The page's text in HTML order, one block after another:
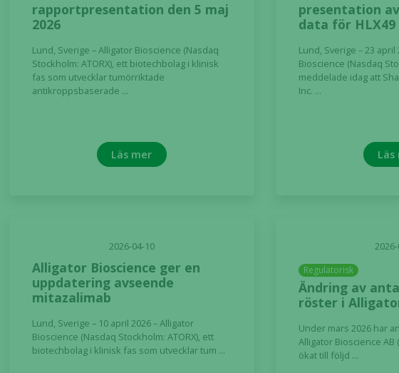
rapportpresentation den 5 maj
2026
Lund, Sverige – Alligator Bioscience (Nasdaq
Stockholm: ATORX), ett biotechbolag i klinisk
fas som utvecklar tumörriktade
antikroppsbaserade ...
Läs mer
presentation
data för HLX49
Lund, Sverige – 23 april
Bioscience (Nasdaq
meddelade idag att
Inc. ...
Läs
2026-04-10
Alligator Bioscience ger en
uppdatering avseende
mitazalimab
Lund, Sverige – 10 april 2026 – Alligator
Bioscience (Nasdaq Stockholm: ATORX), ett
biotechbolag i klinisk fas som utvecklar tum ...
Regulatorisk
Ändring av
röster i
Under mars 2026 har
Alligator Bioscience AB
ökat till följd ...